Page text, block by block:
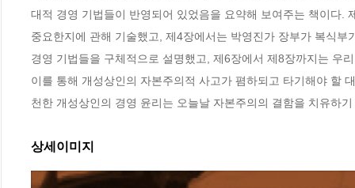
대적 경영 기법들이 반영되어 있었음을 요약해 보여주는 책이다.
중요한지에 관해 기술했고, 제4장에서는 박영진가 장부가 복식
경영 기법들을 구체적으로 설명했고, 제6장에서 제8장까지는 우
이를 통해 개성상인의 자본주의적 사고가 폄하되고 타기해야 할
천한 개성상인의 경영 윤리는 오늘날 자본주의의 결함을 치유하
상세이미지